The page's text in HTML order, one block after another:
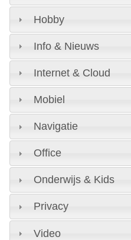
Hobby
Info & Nieuws
Internet & Cloud
Mobiel
Navigatie
Office
Onderwijs & Kids
Privacy
Video